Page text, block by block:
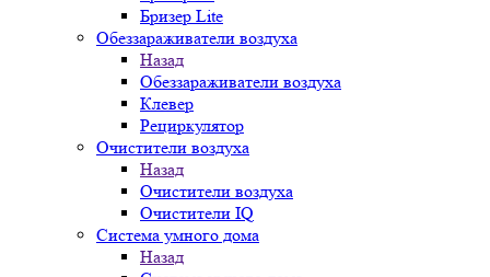
Бризер Lite
Обеззараживатели воздуха
Назад
Обеззараживатели воздуха
Клевер
Рециркулятор
Очистители воздуха
Назад
Очистители воздуха
Очистители IQ
Система умного дома
Назад